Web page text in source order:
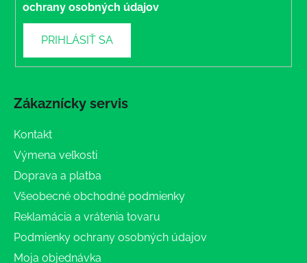
ochrany osobných údajov
PRIHLÁSIŤ SA
Zákaznícky servis
Kontakt
Výmena veľkosti
Doprava a platba
Všeobecné obchodné podmienky
Reklamácia a vrátenia tovaru
Podmienky ochrany osobných údajov
Moja objednávka